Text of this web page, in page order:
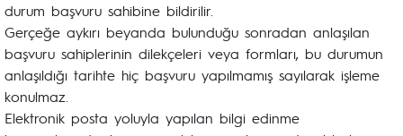
durum başvuru sahibine bildirilir.
Gerçeğe aykırı beyanda bulunduğu sonradan anlaşılan
başvuru sahiplerinin dilekçeleri veya formları, bu durumun
anlaşıldığı tarihte hiç başvuru yapılmamış sayılarak işleme
konulmaz.
Elektronik posta yoluyla yapılan bilgi edinme